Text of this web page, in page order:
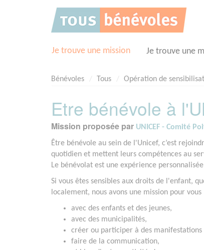
Je trouve une mission Je trouve une
Bénévoles Tous Opération de
Etre bénévole à
Mission proposée par UNICEF - Comité
Être bénévole au sein de l'Unicef, c’est
quotidien et mettent leurs compétences au
Le bénévolat est une expérience
Si vous êtes sensibles aux droits de l'enfant,
localement, nous avons une mission pour vous
avec des enfants et des jeunes,
avec des municipalités,
créer ou participer à des
faire de la communication,